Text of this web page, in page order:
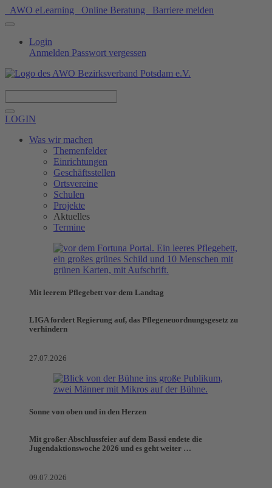
AWO eLearning Online Beratung Barriere melden
Login
Anmelden Passwort vergessen
LOGIN
Was wir machen
Themenfelder
Einrichtungen
Geschäftsstellen
Ortsvereine
Schulen
Projekte
Aktuelles
Termine
Mit leerem Pflegebett vor dem Landtag
LIGA fordert Regierung auf, das Pflegeneuordnungsgesetz zu
verhindern
27.07.2026
Sonne von oben und in den Herzen
Mit großer Abschlussfeier auf dem Bassi endete die
Jugendaktionswoche 2026 und es geht weiter …
09.07.2026